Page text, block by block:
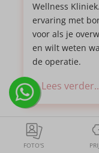
Wellness
ervaring met
voor als je
en wilt weten
de operatie.
Lees
FOTO'S